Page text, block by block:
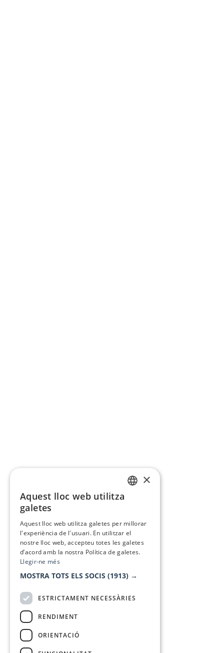
×
Aquest lloc web utilitza
galetes
Aquest lloc web utilitza galetes per millorar
l'experiència de l'usuari. En utilitzar el
nostre lloc web, accepteu totes les galetes
d’acord amb la nostra Política de galetes.
Llegir-ne més
MOSTRA TOTS ELS SOCIS (1913) →
ESTRICTAMENT NECESSÀRIES
RENDIMENT
ORIENTACIÓ